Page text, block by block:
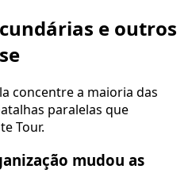
e outros
concentre a maioria das
paralelas que
Tour.
mudou as